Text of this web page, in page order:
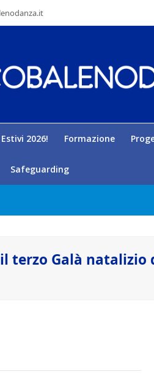
2026! Formazione
Safeguarding
terzo Galà natalizio